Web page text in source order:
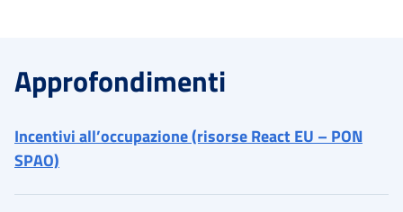
Approfondimenti
Incentivi all’occupazione (risorse React EU – PON
SPAO)